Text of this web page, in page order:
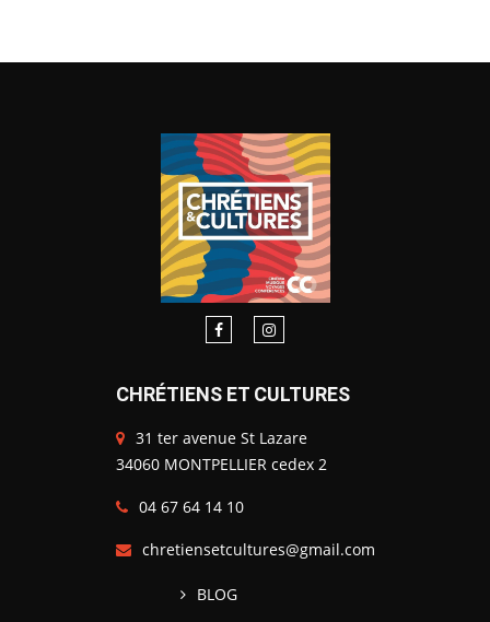
CHRÉTIENS ET CULTURES
31 ter avenue St Lazare
34060 MONTPELLIER cedex 2
04 67 64 14 10
chretiensetcultures@gmail.com
BLOG